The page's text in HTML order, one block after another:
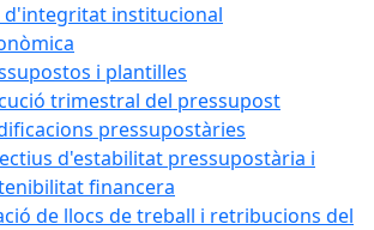
d'integritat institucional
i plantilles
trimestral del pressupost
pressupostàries
d'estabilitat pressupostària i
financera
de llocs de treball i retribucions del